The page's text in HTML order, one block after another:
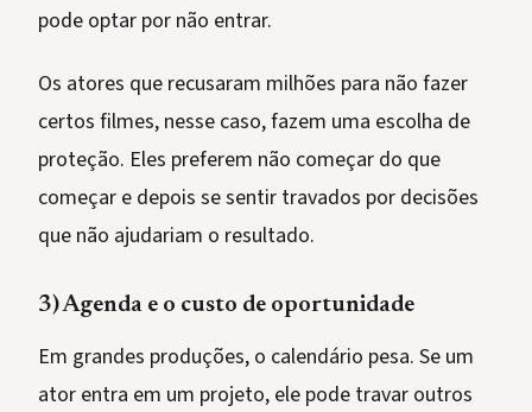
pode optar por não entrar.
Os atores que recusaram milhões para não fazer
certos filmes, nesse caso, fazem uma escolha de
proteção. Eles preferem não começar do que
começar e depois se sentir travados por decisões
que não ajudariam o resultado.
3) Agenda e o custo de oportunidade
Em grandes produções, o calendário pesa. Se um
ator entra em um projeto, ele pode travar outros